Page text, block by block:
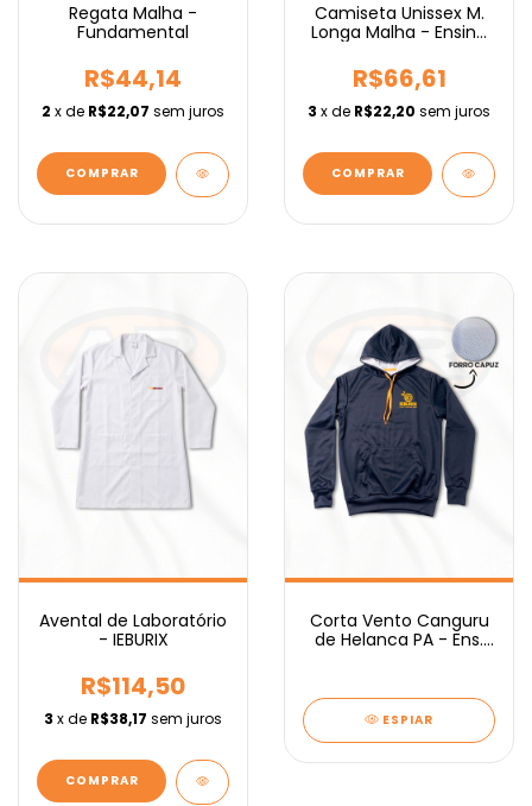
Regata Malha -
Fundamental
R$44,14
2 x de R$22,07 sem juros
COMPRAR
Camiseta Unissex M.
Longa Malha - Ensino
R$66,61
3 x de R$22,20 sem juros
COMPRAR
Avental de Laboratório
- IEBURIX
R$114,50
3 x de R$38,17 sem juros
COMPRAR
Corta Vento Canguru
de Helanca PA - Ens.
ESPIAR